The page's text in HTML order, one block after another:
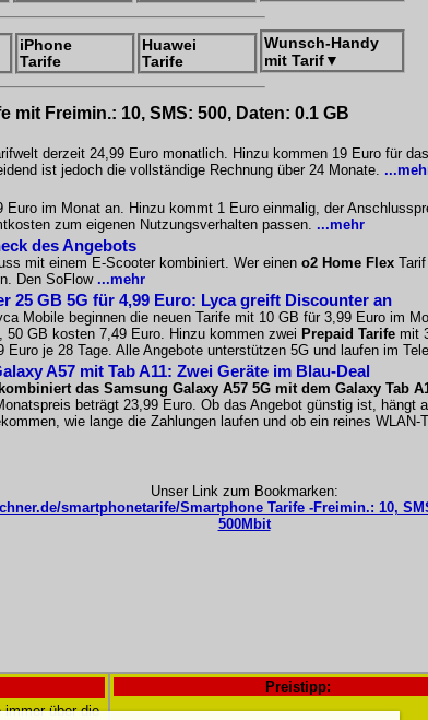
iPhone
Tarife
Huawei
Tarife
Wunsch-Handy
mit Tarif▼
mit Freimin.: 10, SMS: 500, Daten: 0.1 GB
derzeit 24,99 Euro monatlich. Hinzu kommen 19 Euro für
ist jedoch die vollständige Rechnung über 24 Monate.
im Monat an. Hinzu kommt 1 Euro einmalig, der
zum eigenen Nutzungsverhalten passen. ...mehr
des Angebots
mit einem E-Scooter kombiniert. Wer einen o2 Home Flex
Den SoFlow ...mehr
25 GB 5G für 4,99 Euro: Lyca greift Discounter an
Mobile beginnen die neuen Tarife mit 10 GB für 3,99 Euro im
50 GB kosten 7,49 Euro. Hinzu kommen zwei Prepaid Tarife mit
Euro je 28 Tage. Alle Angebote unterstützen 5G und laufen im
A57 mit Tab A11: Zwei Geräte im Blau-Deal
das Samsung Galaxy A57 5G mit dem Galaxy Tab
beträgt 23,99 Euro. Ob das Angebot günstig ist, hängt
wie lange die Zahlungen laufen und ob ein reines WLAN-
Unser Link zum Bookmarken:
smartphonetarife/Smartphone Tarife -Freimin.: 10,
500Mbit
über die
Preistipp: